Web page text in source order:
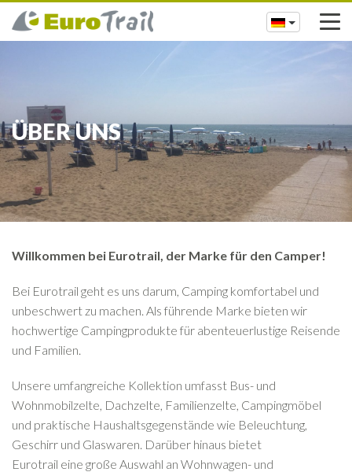
ÜBER UNS
Willkommen bei Eurotrail, der Marke für den Camper!
Bei Eurotrail geht es uns darum, Camping komfortabel und
unbeschwert zu machen. Als führende Marke bieten wir
hochwertige Campingprodukte für abenteuerlustige Reisende
und Familien.
Unsere umfangreiche Kollektion umfasst Bus- und
Wohnmobilzelte, Dachzelte, Familienzelte, Campingmöbel
und praktische Haushaltsgegenstände wie Beleuchtung,
Geschirr und Glaswaren. Darüber hinaus bietet
Eurotrail eine große Auswahl an Wohnwagen- und